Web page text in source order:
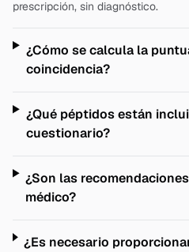
prescripción, sin diagnóstico.
¿Cómo se calcula la
coincidencia?
¿Qué péptidos están
cuestionario?
¿Son las
médico?
¿Es necesario